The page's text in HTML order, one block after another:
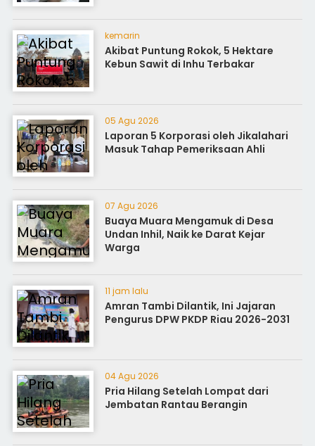
kemarin
Akibat Puntung Rokok, 5 Hektare
Kebun Sawit di Inhu Terbakar
05 Agu 2026
Laporan 5 Korporasi oleh Jikalahari
Masuk Tahap Pemeriksaan Ahli
07 Agu 2026
Buaya Muara Mengamuk di Desa
Undan Inhil, Naik ke Darat Kejar
Warga
11 jam lalu
Amran Tambi Dilantik, Ini Jajaran
Pengurus DPW PKDP Riau 2026-2031
04 Agu 2026
Pria Hilang Setelah Lompat dari
Jembatan Rantau Berangin